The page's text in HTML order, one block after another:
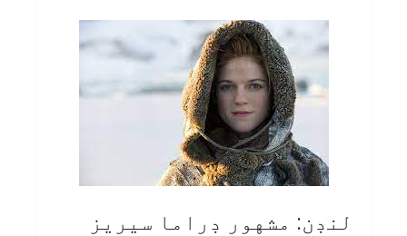
لنڊن: مشهور ڊراما سيريز